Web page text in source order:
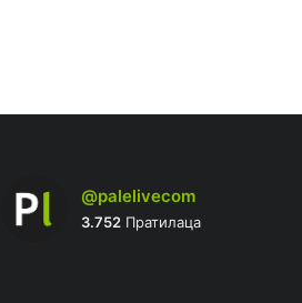
@palelivecom
3.752Пратилаца